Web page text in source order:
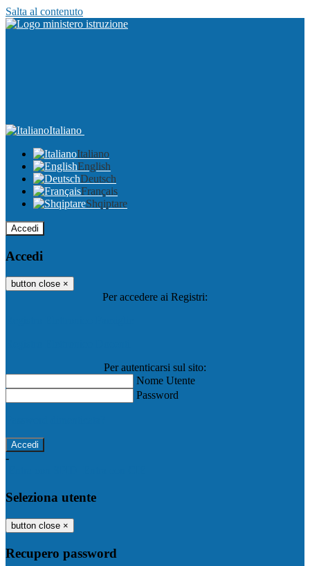
Salta al contenuto
Italiano
Italiano
English
Deutsch
Français
Shqiptare
Accedi
Accedi
button close ×
Per accedere ai Registri:
Per autenticarsi sul sito:
Nome Utente
Password
-
Seleziona utente
button close ×
Recupero password